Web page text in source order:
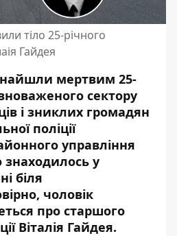
тіло 25-річного
Гайдея
мертвим 25-
сектору
і зниклих громадян
поліції
управління
знаходилось у
біля
чоловік
про старшого
Віталія Гайдея.